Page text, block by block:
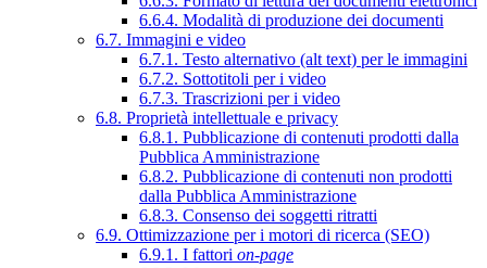
6.6.4. Modalità di produzione dei documenti
6.7. Immagini e video
6.7.1. Testo alternativo (alt text) per le immagini
6.7.2. Sottotitoli per i video
6.7.3. Trascrizioni per i video
6.8. Proprietà intellettuale e privacy
6.8.1. Pubblicazione di contenuti prodotti dalla
Pubblica Amministrazione
6.8.2. Pubblicazione di contenuti non prodotti
dalla Pubblica Amministrazione
6.8.3. Consenso dei soggetti ritratti
6.9. Ottimizzazione per i motori di ricerca (SEO)
6.9.1. I fattori on-page